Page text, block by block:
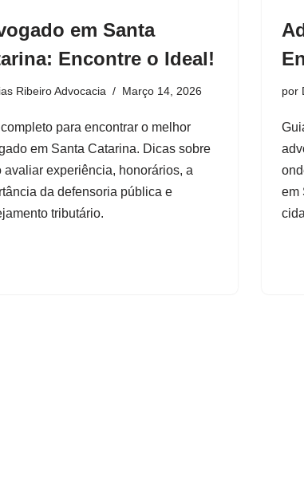
em Santa
Encontre o Ideal!
Ribeiro Advocacia Março 14, 2026
para encontrar o melhor
em Santa Catarina. Dicas sobre
avaliar experiência, honorários, a
da defensoria pública e
tributário.
por
em